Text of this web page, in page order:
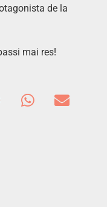
de la
mai res!